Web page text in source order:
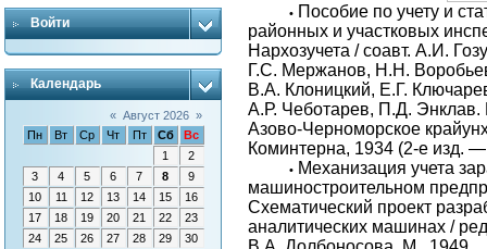
Войти
Календарь
« Август 2026 »
Пн
Вт Ср Чт Пт Сб
Вс
1
2
3
4 5 6 7 8
9
10
11 12 13 14 15
16
17
18 19 20 21 22
23
24
25 26 27 28 29
30
• Пособие по учету и
районных и участковых
Нархозучета / соавт. А.И.
Г.С. Мержанов, Н.Н.
В.А. Клоницкий, Е.Г.
А.Р. Чеботарев, П.Д. Энклав.
Азово-Черноморское
Коминтерна, 1934 (2-е изд.
• Механизация учета
машиностроительном
Схематический проект
аналитических машинах /